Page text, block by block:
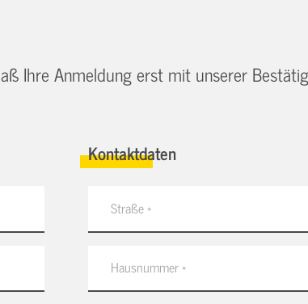
Ihre Anmeldung erst mit unserer
Kontaktdaten